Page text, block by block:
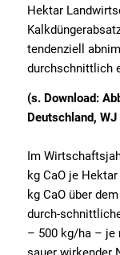
Hektar
tendenziell
durchschnittlich
(s. Download:
Deutschland,
Im
kg CaO je
kg CaO über
durch-
– 500 kg/ha – je